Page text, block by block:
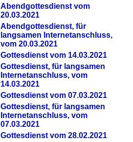
Abendgottesdienst vom
20.03.2021
Abendgottesdienst, für
langsamen Internetanschluss,
vom 20.03.2021
Gottesdienst vom 14.03.2021
Gottesdienst, für langsamen
Internetanschluss, vom
14.03.2021
Gottesdienst vom 07.03.2021
Gottesdienst, für langsamen
Internetanschluss, vom
07.03.2021
Gottesdienst vom 28.02.2021